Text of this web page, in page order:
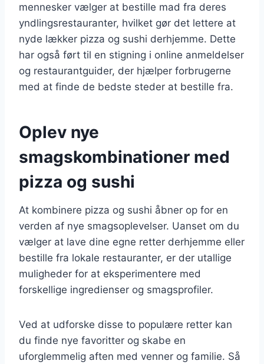
mennesker vælger at bestille mad fra deres
yndlingsrestauranter, hvilket gør det lettere at
nyde lækker pizza og sushi derhjemme. Dette
har også ført til en stigning i online anmeldelser
og restaurantguider, der hjælper forbrugerne
med at finde de bedste steder at bestille fra.
Oplev nye
smagskombinationer med
pizza og sushi
At kombinere pizza og sushi åbner op for en
verden af nye smagsoplevelser. Uanset om du
vælger at lave dine egne retter derhjemme eller
bestille fra lokale restauranter, er der utallige
muligheder for at eksperimentere med
forskellige ingredienser og smagsprofiler.
Ved at udforske disse to populære retter kan
du finde nye favoritter og skabe en
uforglemmelig aften med venner og familie. Så